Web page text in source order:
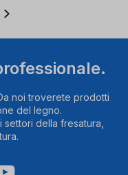
noi troverete prodotti
del legno.
della fresatura,